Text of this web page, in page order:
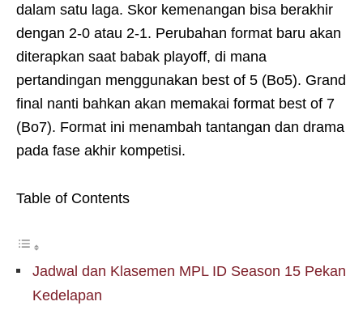
dalam satu laga. Skor kemenangan bisa berakhir
dengan 2-0 atau 2-1. Perubahan format baru akan
diterapkan saat babak playoff, di mana
pertandingan menggunakan best of 5 (Bo5). Grand
final nanti bahkan akan memakai format best of 7
(Bo7). Format ini menambah tantangan dan drama
pada fase akhir kompetisi.
Table of Contents
Jadwal dan Klasemen MPL ID Season 15 Pekan
Kedelapan